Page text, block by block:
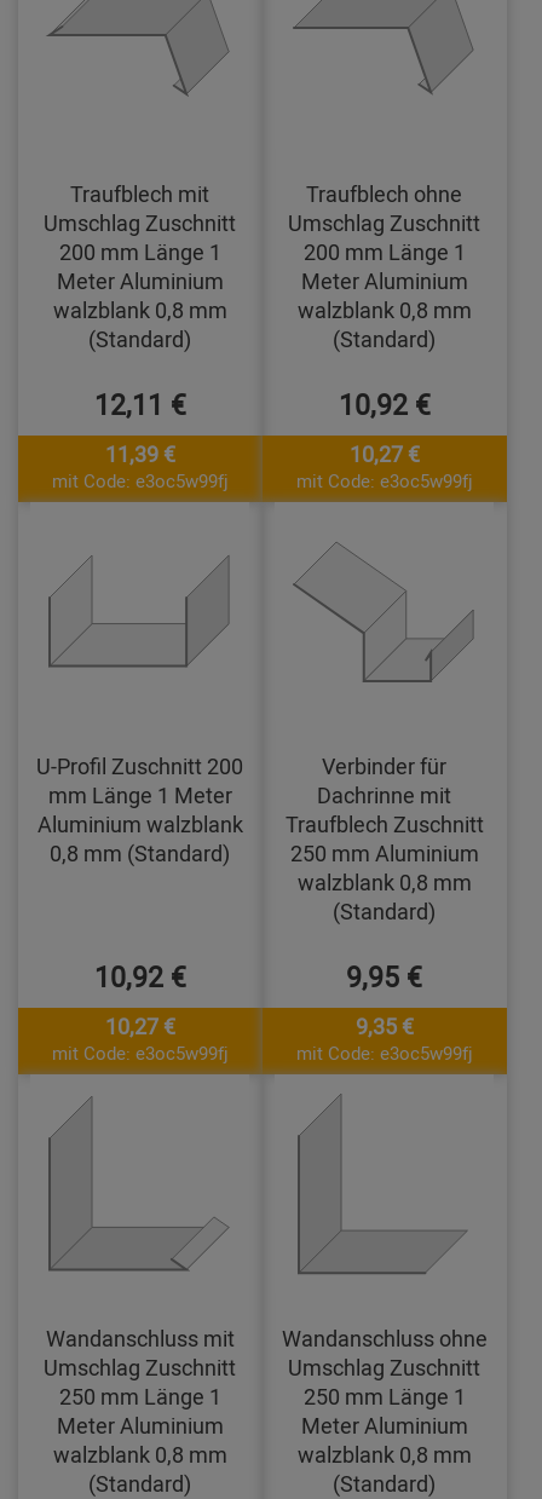
Traufblech mit
Umschlag Zuschnitt
200 mm Länge 1
Meter Aluminium
walzblank 0,8 mm
(Standard)
12,11 €
11,39 €
mit Code: e3oc5w99fj
Traufblech ohne
Umschlag Zuschnitt
200 mm Länge 1
Meter Aluminium
walzblank 0,8 mm
(Standard)
10,92 €
10,27 €
mit Code: e3oc5w99fj
U-Profil Zuschnitt 200
mm Länge 1 Meter
Aluminium walzblank
0,8 mm (Standard)
10,92 €
10,27 €
mit Code: e3oc5w99fj
Verbinder für
Dachrinne mit
Traufblech Zuschnitt
250 mm Aluminium
walzblank 0,8 mm
(Standard)
9,95 €
9,35 €
mit Code: e3oc5w99fj
Wandanschluss mit
Umschlag Zuschnitt
250 mm Länge 1
Meter Aluminium
walzblank 0,8 mm
(Standard)
Wandanschluss ohne
Umschlag Zuschnitt
250 mm Länge 1
Meter Aluminium
walzblank 0,8 mm
(Standard)